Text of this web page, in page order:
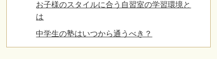
お子様のスタイルに合う自習室の学習環境と
は
中学生の塾はいつから通うべき？